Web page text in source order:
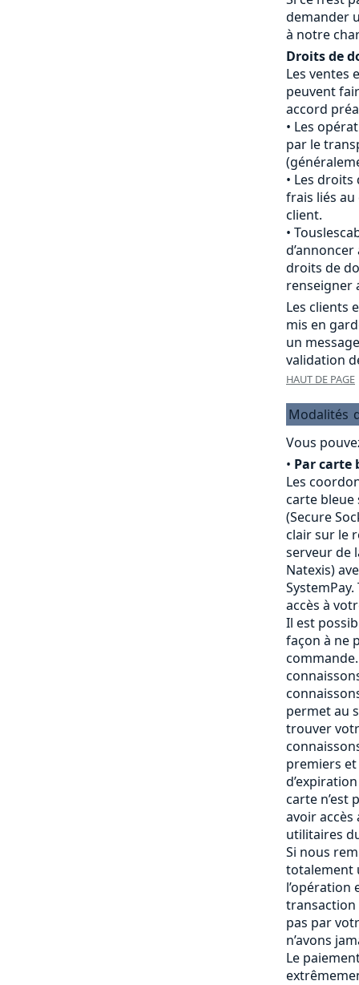
demander
à notre
Droits de
Les ventes
peuvent
accord
Les
par le
Les droits
frais liés
client.
droits de
renseigner
Les clients
mis en
un
validation
HAUT DE PAGE
Modalités
Vous
• Par carte
Les
carte bleue
(Secure
clair sur le
serveur de
Natexis)
accès à
Il est
façon à ne
permet au
trouver
premiers
carte n’est
avoir
utilitaires
Si nous
totalement
l’opération
transaction
pas par
n’avons
Le